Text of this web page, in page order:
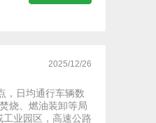
2025/12/26
，日均通行车辆数
烧、燃油装卸等局
业园区，高速公路